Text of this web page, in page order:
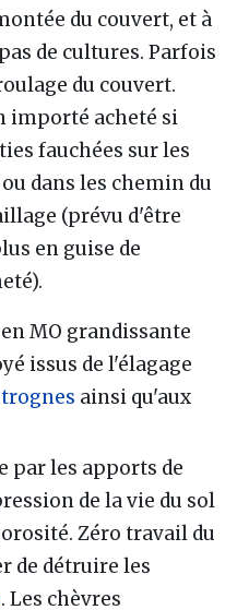
du couvert, et à
de cultures. Parfois
du couvert.
importé acheté si
fauchées sur les
dans les chemin du
(prévu d'être
en guise de
MO grandissante
issus de l'élagage
trognes ainsi qu'aux
par les apports de
de la vie du sol
Zéro travail du
de détruire les
. Les chèvres